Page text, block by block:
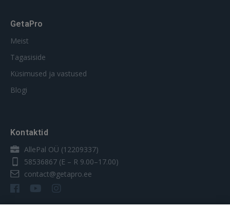
GetaPro
Meist
Tagasiside
Küsimused ja vastused
Blogi
Kontaktid
AllePal OÜ (12209337)
58536867 (E – R 9.00–17.00)
contact@getapro.ee